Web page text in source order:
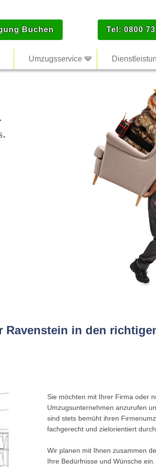
Buchen Tel: 0800
Umzugsservice
Ravenstein in den
Sie möchten mit Ihrer Firma oder
Umzugsunternehmen anzurufen
sind stets bemüht ihren
fachgerecht und zielorientiert
Wir planen mit Ihnen zusammen
Ihre Bedürfnisse und Wünsche